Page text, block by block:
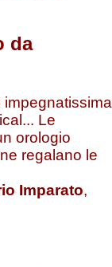
da
impegnatissima
Le
orologio
regalano le
Imparato,